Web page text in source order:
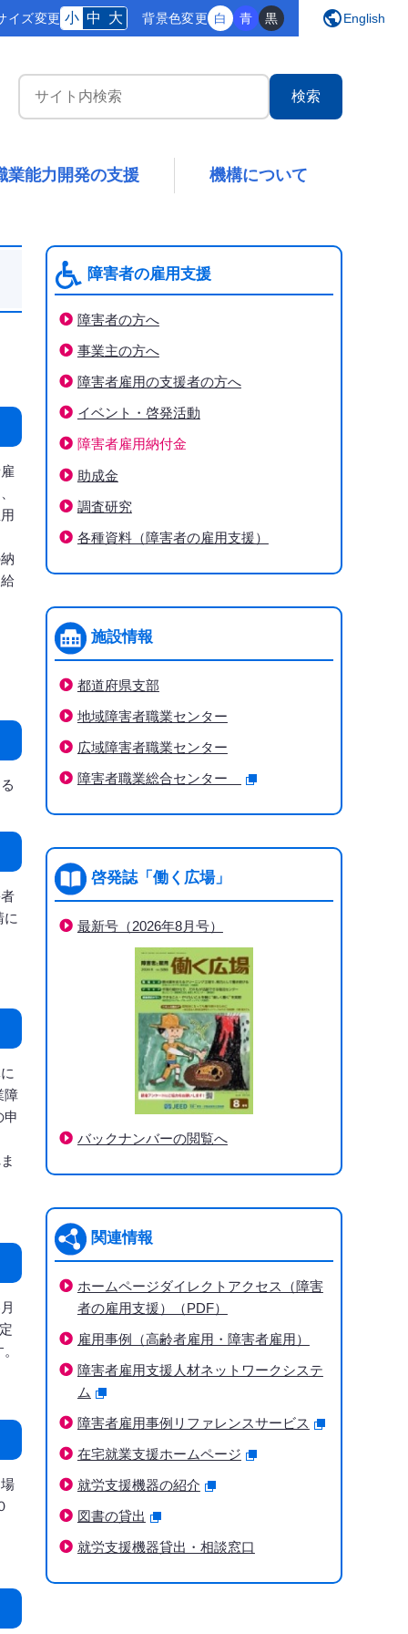
イズ変更 小 中 大 背景色変更 白 青 黒 publicEnglish
サイト内検索
業能力開発の支援 機構について
に
障
申
障害者の雇用支援
障害者の方へ
事業主の方へ
障害者雇用の支援者の方へ
イベント・啓発活動
障害者雇用納付金
下階層ページがない場合、項目は表示されません
助成金
調査研究
各種資料（障害者の雇用支援）
施設情報
都道府県支部
地域障害者職業センター
広域障害者職業センター
障害者職業総合センター
啓発誌「働く広場」
最新号（2026年8月号）
バックナンバーの閲覧へ
関連情報
ホームページダイレクトアクセス（障害
者の雇用支援）（PDF）
雇用事例（高齢者雇用・障害者雇用）
障害者雇用支援人材ネットワークシステ
ム
障害者雇用事例リファレンスサービス
在宅就業支援ホームページ
就労支援機器の紹介
図書の貸出
就労支援機器貸出・相談窓口